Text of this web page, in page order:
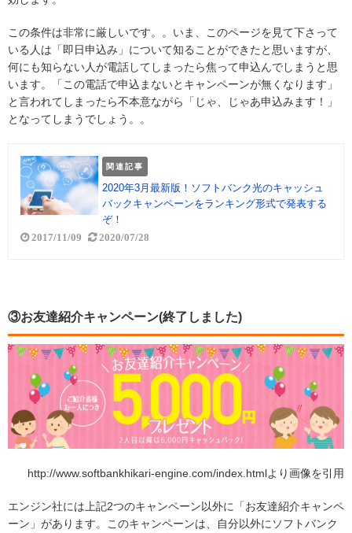
この条件は非常に厳しいです。。いま、このページを見て下さって
いる人は「即日申込み」について知ることができたと思いますが、
何にも知らない人が電話してしまったら焦って申込んでしまうと思
います。「この電話で申込まないとキャンペーンが無くなります」
と言われてしまったら不本意ながら「じゃ、じゃあ申込みます！」
となってしまうでしょう。。
関連記事
2020年3月最新版！ソフトバンク光のキャッシュ
バックキャンペーンをランキング形式で発表する
ぞ！
2017/11/09 2020/07/28
③お友達紹介キャンペーン(終了しました)
http://www.softbankhikari-engine.com/index.htmlより画像を引用
エンジン社には上記2つのキャンペーン以外に「お友達紹介キャンペ
ーン」があります。このキャンペーンは、自分以外にソフトバンク